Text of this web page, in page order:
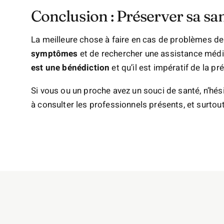
Conclusion : Préserver sa
La meilleure chose à faire en cas de problèmes
symptômes et de rechercher une assistance
est une bénédiction et qu’il est impératif de la
Si vous ou un proche avez un souci de santé,
à consulter les professionnels présents, et